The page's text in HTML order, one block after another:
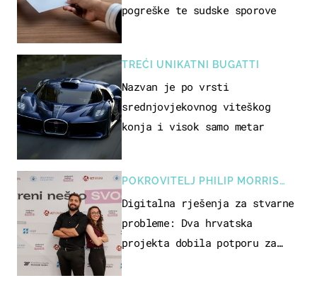
pogreške te sudske sporove
TREĆI UNIKATNI BUGATTI
Nazvan je po vrsti
srednjovjekovnog viteškog
konja i visok samo metar
POKROVITELJ PHILIP MORRIS
ZAGREB
Digitalna rješenja za stvarne
probleme: Dva hrvatska
projekta dobila potporu za